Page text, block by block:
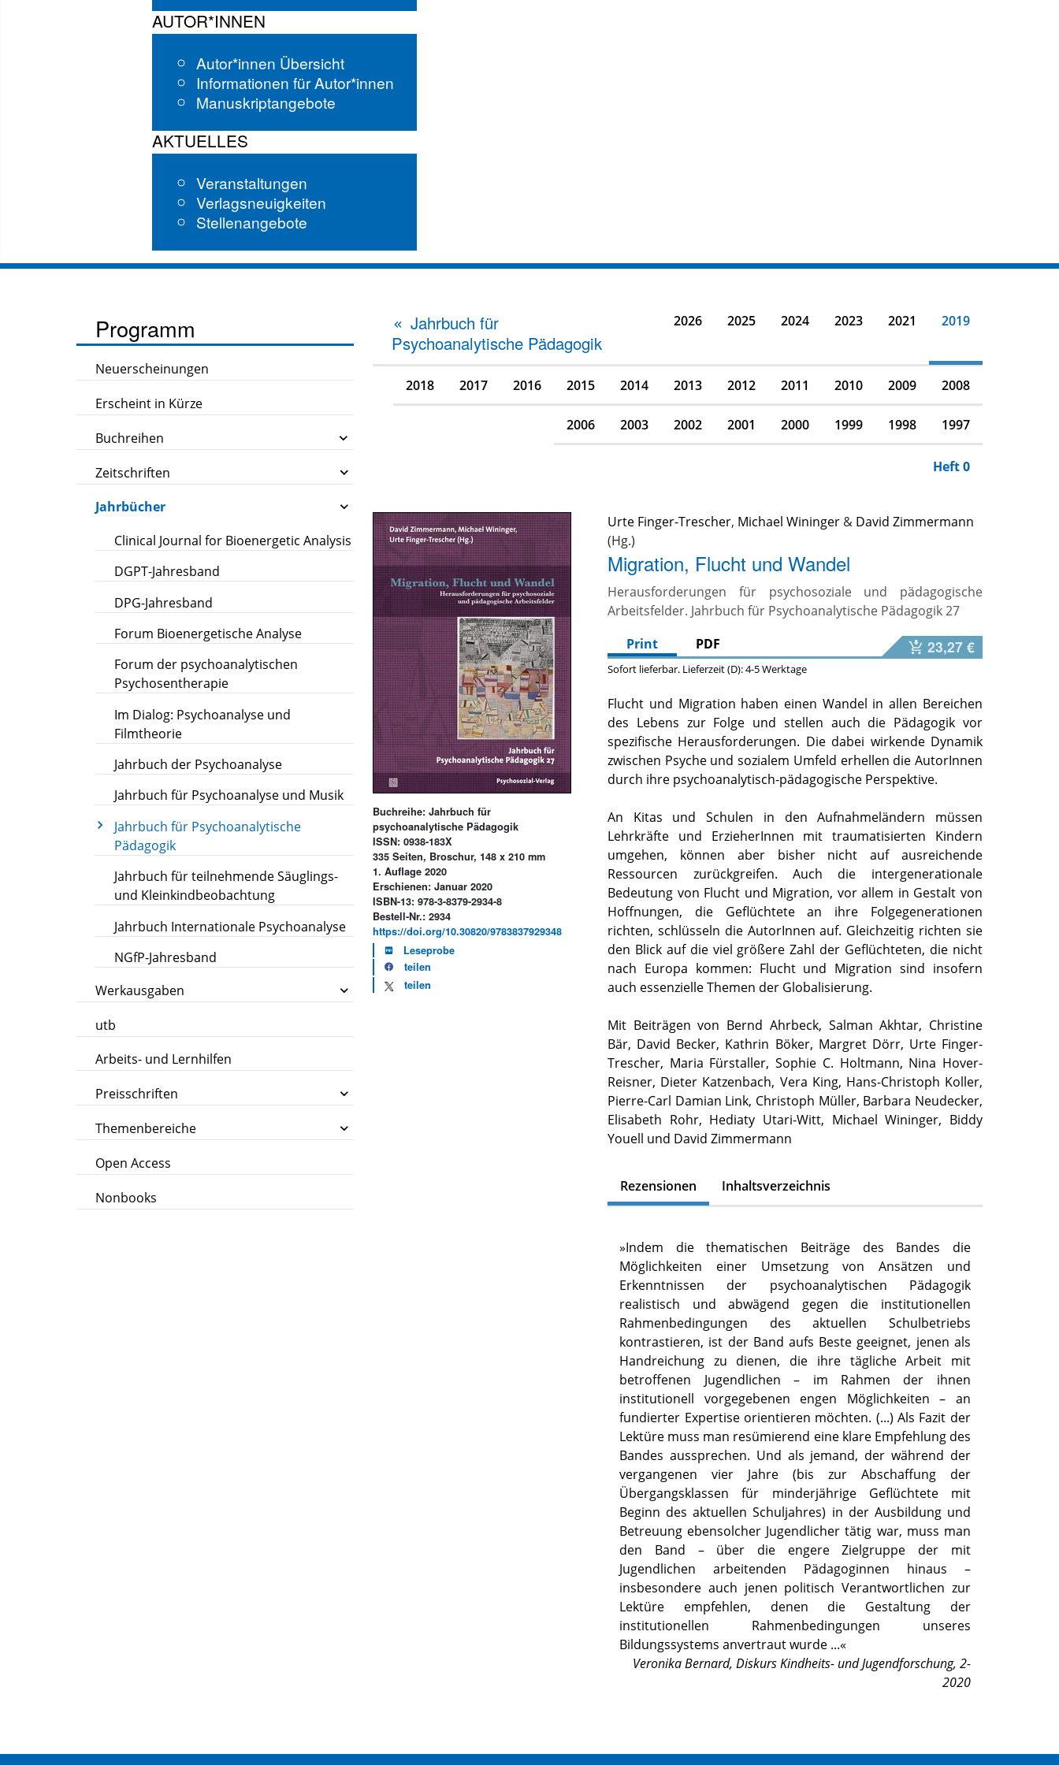
AUTOR*INNEN
Autor*innen Übersicht
Informationen für Autor*innen
Manuskriptangebote
AKTUELLES
Veranstaltungen
Verlagsneuigkeiten
Stellenangebote
Programm
Neuerscheinungen
Erscheint in Kürze
Buchreihen
Zeitschriften
Jahrbücher
Clinical Journal for Bioenergetic Analysis
DGPT-Jahresband
DPG-Jahresband
Forum Bioenergetische Analyse
Forum der psychoanalytischen
Psychosentherapie
Im Dialog: Psychoanalyse und
Filmtheorie
Jahrbuch der Psychoanalyse
Jahrbuch für Psychoanalyse und Musik
Jahrbuch für Psychoanalytische
Pädagogik
Jahrbuch für teilnehmende Säuglings-
und Kleinkindbeobachtung
Jahrbuch Internationale Psychoanalyse
NGfP-Jahresband
Werkausgaben
utb
Arbeits- und Lernhilfen
Preisschriften
Themenbereiche
Open Access
Nonbooks
Jahrbuch für
Psychoanalytische Pädagogik
2026 2025 2024 2023 2021 2019
2018 2017 2016 2015 2014 2013 2012 2011 2010 2009 2008
2006 2003 2002 2001 2000 1999 1998 1997
Heft 0
Buchreihe: Jahrbuch für
psychoanalytische Pädagogik
ISSN: 0938-183X
335 Seiten, Broschur, 148 x 210 mm
1. Auflage 2020
Erschienen: Januar 2020
ISBN-13: 978-3-8379-2934-8
Bestell-Nr.: 2934
https://doi.org/10.30820/9783837929348
Leseprobe
teilen
teilen
Urte Finger-Trescher, Michael Wininger & David Zimmermann
Migration, Flucht und Wandel
Herausforderungen für psychosoziale und pädagogische
Arbeitsfelder. Jahrbuch für Psychoanalytische Pädagogik 27
Print
PDF 23,27 €
Sofort lieferbar. Lieferzeit (D): 4-5 Werktage
Flucht und Migration haben einen Wandel in allen Bereichen
des Lebens zur Folge und stellen auch die Pädagogik vor
spezifische Herausforderungen. Die dabei wirkende Dynamik
zwischen Psyche und sozialem Umfeld erhellen die AutorInnen
durch ihre psychoanalytisch-pädagogische Perspektive.
An Kitas und Schulen in den Aufnahmeländern müssen
Lehrkräfte und ErzieherInnen mit traumatisierten Kindern
umgehen, können aber bisher nicht auf ausreichende
Ressourcen zurückgreifen. Auch die intergenerationale
Bedeutung von Flucht und Migration, vor allem in Gestalt von
Hoffnungen, die Geflüchtete an ihre Folgegenerationen
richten, schlüsseln die AutorInnen auf. Gleichzeitig richten sie
den Blick auf die viel größere Zahl der Geflüchteten, die nicht
nach Europa kommen: Flucht und Migration sind insofern
auch essenzielle Themen der Globalisierung.
Mit Beiträgen von Bernd Ahrbeck, Salman Akhtar, Christine
Bär, David Becker, Kathrin Böker, Margret Dörr, Urte Finger-
Trescher, Maria Fürstaller, Sophie C. Holtmann, Nina Hover-
Reisner, Dieter Katzenbach, Vera King, Hans-Christoph Koller,
Pierre-Carl Damian Link, Christoph Müller, Barbara Neudecker,
Elisabeth Rohr, Hediaty Utari-Witt, Michael Wininger, Biddy
Youell und David Zimmermann
Rezensionen Inhaltsverzeichnis
»Indem die thematischen Beiträge des Bandes die
Möglichkeiten einer Umsetzung von Ansätzen und
Erkenntnissen der psychoanalytischen Pädagogik
realistisch und abwägend gegen die institutionellen
Rahmenbedingungen des aktuellen Schulbetriebs
kontrastieren, ist der Band aufs Beste geeignet, jenen als
Handreichung zu dienen, die ihre tägliche Arbeit mit
betroffenen Jugendlichen – im Rahmen der ihnen
institutionell vorgegebenen engen Möglichkeiten – an
fundierter Expertise orientieren möchten. (...) Als Fazit der
Lektüre muss man resümierend eine klare Empfehlung des
Bandes aussprechen. Und als jemand, der während der
vergangenen vier Jahre (bis zur Abschaffung der
Übergangsklassen für minderjährige Geflüchtete mit
Beginn des aktuellen Schuljahres) in der Ausbildung und
Betreuung ebensolcher Jugendlicher tätig war, muss man
den Band – über die engere Zielgruppe der mit
Jugendlichen arbeitenden Pädagoginnen hinaus –
insbesondere auch jenen politisch Verantwortlichen zur
Lektüre empfehlen, denen die Gestaltung der
institutionellen Rahmenbedingungen unseres
Bildungssystems anvertraut wurde ...«
Veronika Bernard, Diskurs Kindheits- und Jugendforschung, 2-
2020